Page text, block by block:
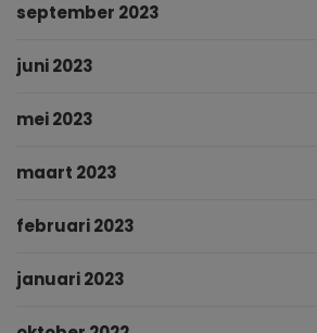
september 2023
juni 2023
mei 2023
maart 2023
februari 2023
januari 2023